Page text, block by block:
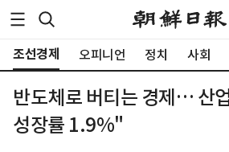
조선경제 오피니언 정치 사회
반도체로 버티는 경제… 산
성장률 1.9%"